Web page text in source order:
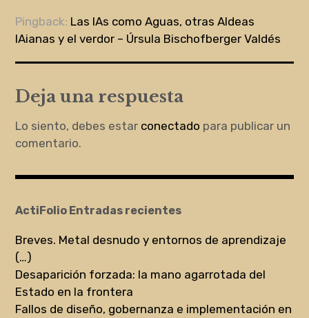
Pingback: Las IAs como Aguas, otras AIdeas
IAianas y el verdor – Úrsula Bischofberger Valdés
Deja una respuesta
Lo siento, debes estar conectado para publicar un
comentario.
ActiFolio Entradas recientes
Breves. Metal desnudo y entornos de aprendizaje
(…)
Desaparición forzada: la mano agarrotada del
Estado en la frontera
Fallos de diseño, gobernanza e implementación en